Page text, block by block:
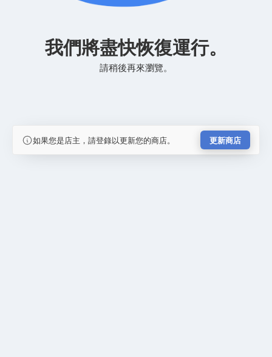
我們將盡快恢復運行。
請稍後再來瀏覽。
如果您是店主，請登錄以更新您的商店。 更新商店